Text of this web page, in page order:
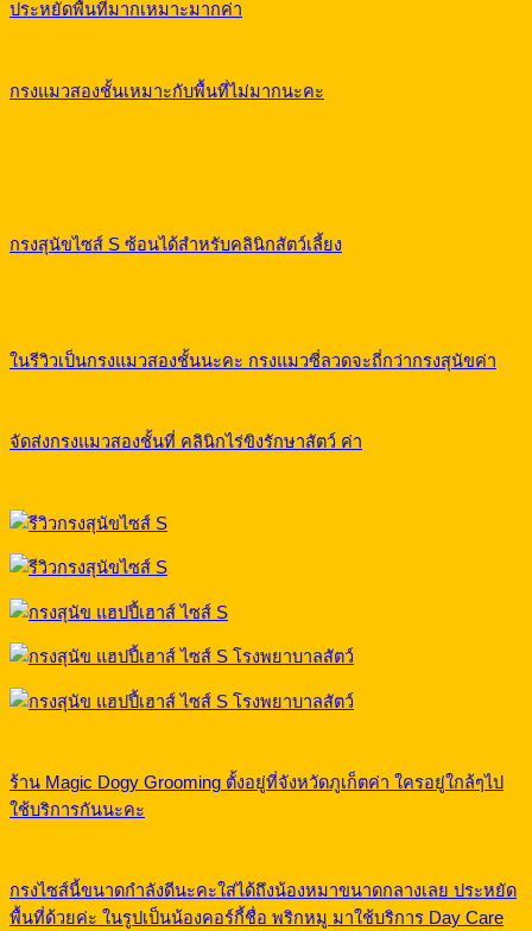
ประหยัดพื้นที่มากเหมาะมากค่า
กรงแมวสองชั้นเหมาะกับพื้นที่ไม่มากนะคะ
กรงสุนัขไซส์ S ซ้อนได้สำหรับคลินิกสัตว์เลี้ยง
ในรีวิวเป็นกรงแมวสองชั้นนะคะ กรงแมวซี่ลวดจะถี่กว่ากรงสุนัขค่า
จัดส่งกรงแมวสองชั้นที่ คลินิกไร่ขิงรักษาสัตว์ ค่า
ร้าน Magic Dogy Grooming ตั้งอยู่ที่จังหวัดภูเก็ตค่า ใครอยู่ใกล้ๆไป
ใช้บริการกันนะคะ
กรงไซส์นี้ขนาดกำลังดีนะคะใส่ได้ถึงน้องหมาขนาดกลางเลย ประหยัด
พื้นที่ด้วยค่ะ ในรูปเป็นน้องคอร์กี้ชื่อ พริกหมู มาใช้บริการ Day Care